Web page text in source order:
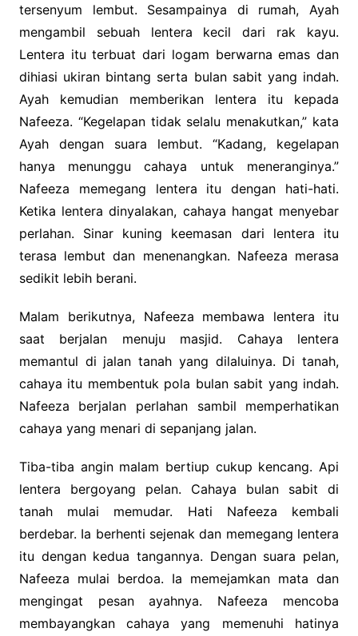
tersenyum lembut. Sesampainya di rumah, Ayah
mengambil sebuah lentera kecil dari rak kayu.
Lentera itu terbuat dari logam berwarna emas dan
dihiasi ukiran bintang serta bulan sabit yang indah.
Ayah kemudian memberikan lentera itu kepada
Nafeeza. “Kegelapan tidak selalu menakutkan,” kata
Ayah dengan suara lembut. “Kadang, kegelapan
hanya menunggu cahaya untuk meneranginya.”
Nafeeza memegang lentera itu dengan hati-hati.
Ketika lentera dinyalakan, cahaya hangat menyebar
perlahan. Sinar kuning keemasan dari lentera itu
terasa lembut dan menenangkan. Nafeeza merasa
sedikit lebih berani.
Malam berikutnya, Nafeeza membawa lentera itu
saat berjalan menuju masjid. Cahaya lentera
memantul di jalan tanah yang dilaluinya. Di tanah,
cahaya itu membentuk pola bulan sabit yang indah.
Nafeeza berjalan perlahan sambil memperhatikan
cahaya yang menari di sepanjang jalan.
Tiba-tiba angin malam bertiup cukup kencang. Api
lentera bergoyang pelan. Cahaya bulan sabit di
tanah mulai memudar. Hati Nafeeza kembali
berdebar. Ia berhenti sejenak dan memegang lentera
itu dengan kedua tangannya. Dengan suara pelan,
Nafeeza mulai berdoa. Ia memejamkan mata dan
mengingat pesan ayahnya. Nafeeza mencoba
membayangkan cahaya yang memenuhi hatinya